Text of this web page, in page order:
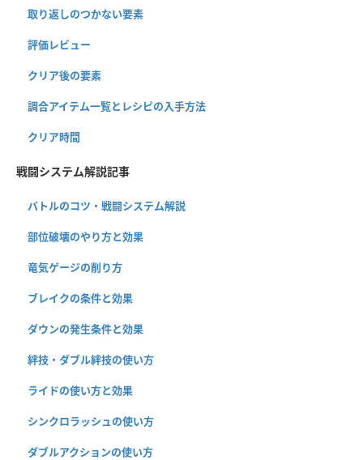
取り返しのつかない要素
評価レビュー
クリア後の要素
調合アイテム一覧とレシピの入手方法
クリア時間
戦闘システム解説記事
バトルのコツ・戦闘システム解説
部位破壊のやり方と効果
竜気ゲージの削り方
ブレイクの条件と効果
ダウンの発生条件と効果
絆技・ダブル絆技の使い方
ライドの使い方と効果
シンクロラッシュの使い方
ダブルアクションの使い方